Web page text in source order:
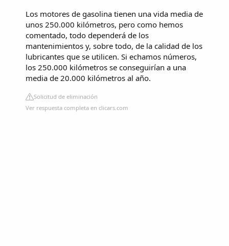
Los motores de gasolina tienen una vida media de
unos 250.000 kilómetros, pero como hemos
comentado, todo dependerá de los
mantenimientos y, sobre todo, de la calidad de los
lubricantes que se utilicen. Si echamos números,
los 250.000 kilómetros se conseguirían a una
media de 20.000 kilómetros al año.
Solicitud de eliminación
Ver respuesta completa en clicars.com